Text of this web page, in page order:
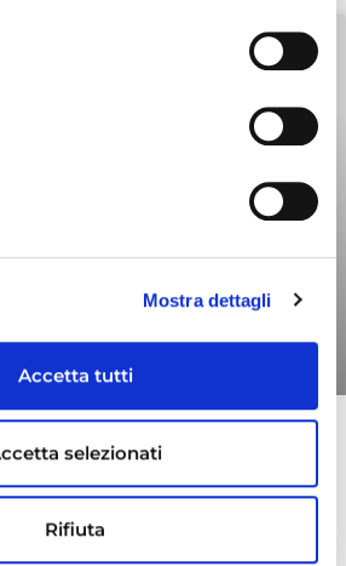
Mostra dettagli
Accetta tutti
selezionati
Rifiuta
INVESTITORI
l’acquisizione di I-Tel
nei settori Telemedicina e